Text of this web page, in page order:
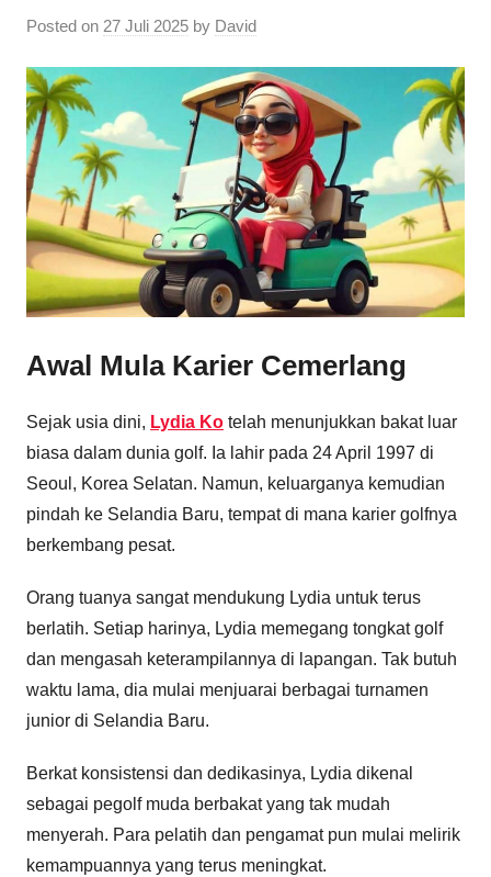
Posted on 27 Juli 2025 by David
Awal Mula Karier Cemerlang
Sejak usia dini, Lydia Ko telah menunjukkan bakat luar
biasa dalam dunia golf. Ia lahir pada 24 April 1997 di
Seoul, Korea Selatan. Namun, keluarganya kemudian
pindah ke Selandia Baru, tempat di mana karier golfnya
berkembang pesat.
Orang tuanya sangat mendukung Lydia untuk terus
berlatih. Setiap harinya, Lydia memegang tongkat golf
dan mengasah keterampilannya di lapangan. Tak butuh
waktu lama, dia mulai menjuarai berbagai turnamen
junior di Selandia Baru.
Berkat konsistensi dan dedikasinya, Lydia dikenal
sebagai pegolf muda berbakat yang tak mudah
menyerah. Para pelatih dan pengamat pun mulai melirik
kemampuannya yang terus meningkat.